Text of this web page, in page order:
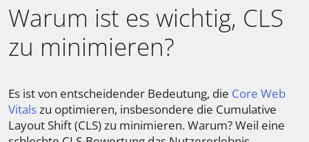
Warum ist es wichtig, CLS
zu minimieren?
Es ist von entscheidender Bedeutung, die Core Web
Vitals zu optimieren, insbesondere die Cumulative
Layout Shift (CLS) zu minimieren. Warum? Weil eine